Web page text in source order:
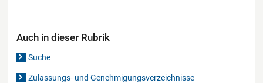
Auch in dieser Rubrik
Suche
Zulassungs- und Genehmigungsverzeichnisse